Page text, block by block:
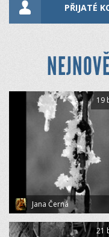
PŘIJATÉ
Jana Černá
19
21